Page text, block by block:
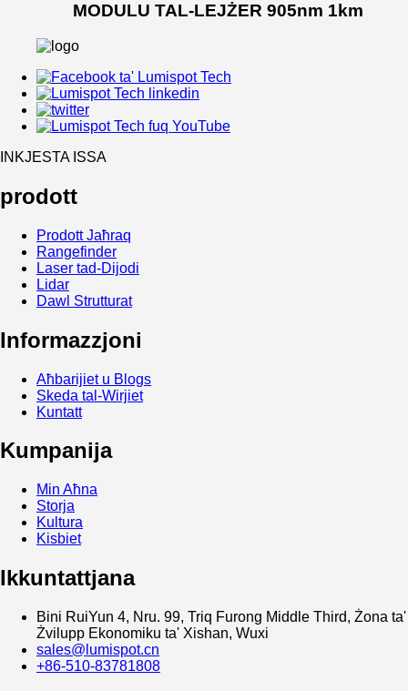
MODULU TAL-LEJŻER 905nm 1km
INKJESTA ISSA
prodott
Prodott Jaħraq
Rangefinder
Laser tad-Dijodi
Lidar
Dawl Strutturat
Informazzjoni
Aħbarijiet u Blogs
Skeda tal-Wirjiet
Kuntatt
Kumpanija
Min Aħna
Storja
Kultura
Kisbiet
Ikkuntattjana
Bini RuiYun 4, Nru. 99, Triq Furong Middle Third, Żona ta'
Żvilupp Ekonomiku ta' Xishan, Wuxi
sales@lumispot.cn
+86-510-83781808